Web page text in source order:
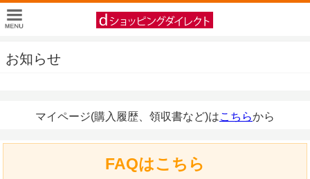
お知らせ
マイページ(購入履歴、領収書など)はこちらから
FAQはこちら